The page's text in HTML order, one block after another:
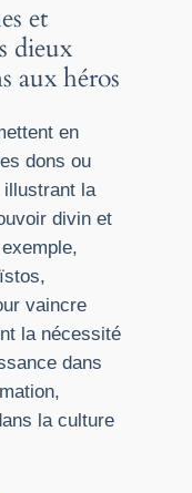
et
dieux
aux héros
en
dons ou
la
divin et
vaincre
la nécessité
dans
la culture